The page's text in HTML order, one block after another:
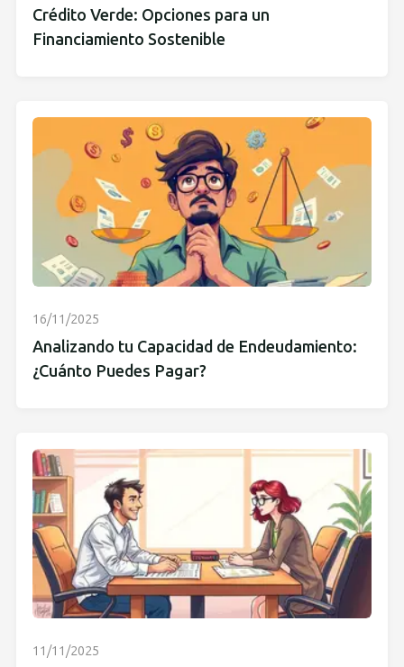
Crédito Verde: Opciones para un
Financiamiento Sostenible
16/11/2025
Analizando tu Capacidad de Endeudamiento:
¿Cuánto Puedes Pagar?
11/11/2025